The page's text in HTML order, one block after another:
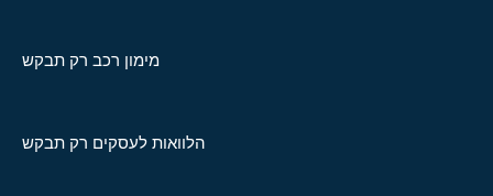
מימון רכב רק תבקש
הלוואות לעסקים רק תבקש